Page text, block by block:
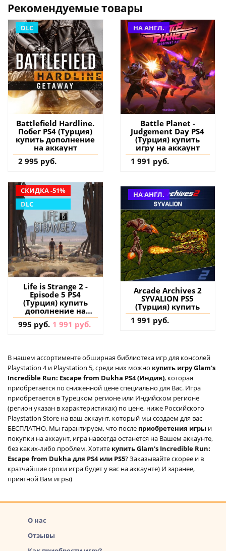
Рекомендуемые товары
DLC
Battlefield Hardline.
Побег PS4 (Турция)
купить дополнение
на аккаунт
2 995 руб.
НА АНГЛ.
Battle Planet -
Judgement Day PS4
(Турция) купить
игру на аккаунт
1 991 руб.
СКИДКА -51%
DLC
Life is Strange 2 -
Episode 5 PS4
(Турция) купить
дополнение на
аккаунт
995 руб. 1 991 руб.
НА АНГЛ.
Arcade Archives 2
SYVALION PS5
(Турция) купить
1 991 руб.
В нашем ассортименте обширная библиотека игр для консолей
Playstation 4 и Playstation 5, среди них можно купить игру Glam's
Incredible Run: Escape from Dukha PS4 (Индия), которая
приобретается по сниженной цене специально для Вас. Игра
приобретается в Турецком регионе или Индийском регионе
(регион указан в характеристиках) по цене, ниже Российского
Playstation Store на ваш аккаунт, который мы создаем для вас
БЕСПЛАТНО. Мы гарантируем, что после приобретения игры и
покупки на аккаунт, игра навсегда останется на Вашем аккаунте,
без каких-либо проблем. Хотите купить Glam's Incredible Run:
Escape from Dukha для PS4 или PS5? Заказывайте скорее и в
кратчайшие сроки игра будет у вас на аккаунте) И заранее,
приятной Вам игры)
О нас
Отзывы